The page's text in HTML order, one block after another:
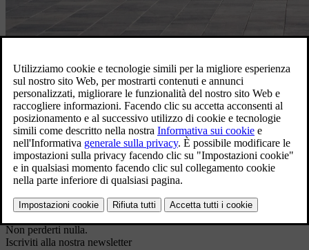
Accedi per prenotare il tuo
servizio
Dati di contatto precompilati
Dati VIN precompilati (se applicabile)
Prenotazione più rapida
Accedi